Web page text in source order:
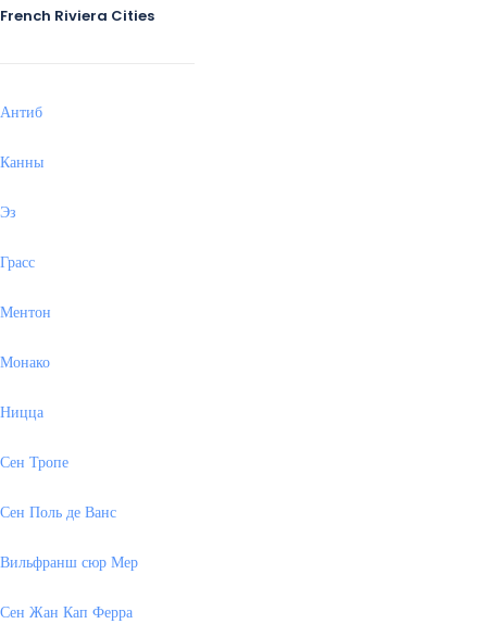
French Riviera Cities
Антиб
Канны
Эз
Грасс
Ментон
Монако
Ницца
Сен Тропе
Сен Поль де Ванс
Вильфранш сюр Мер
Сен Жан Кап Ферра